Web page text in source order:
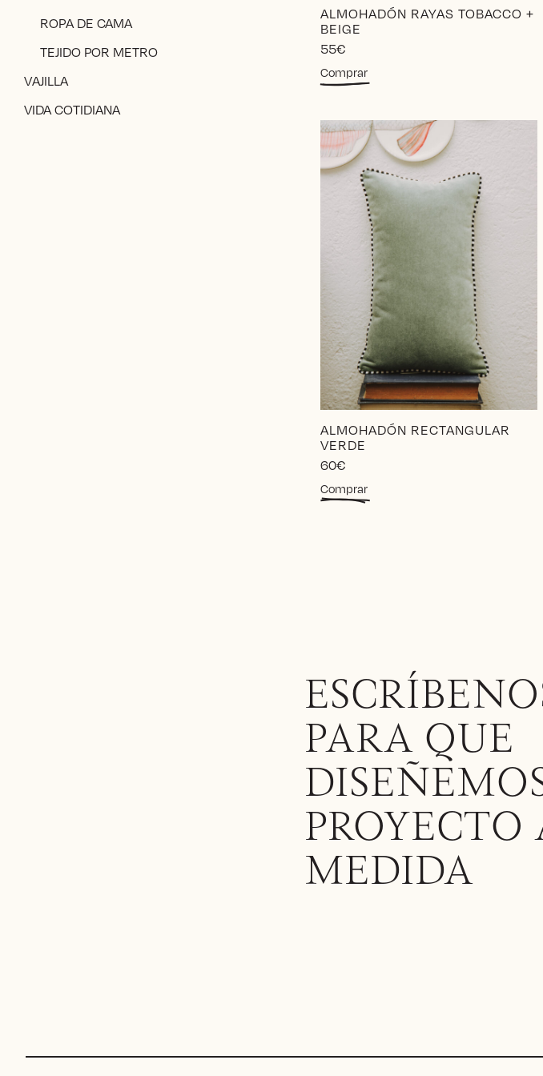
ALMOHADÓN RAYAS TOBACCO +
BEIGE
55€
Comprar
ALMOHADÓN RECTANGULAR
VERDE
60€
Comprar
PARA QUE
PROYECTO
MEDIDA
ROPA DE CAMA
TEJIDO POR METRO
VAJILLA
VIDA COTIDIANA